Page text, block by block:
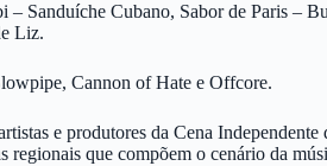
Sanduíche Cubano, Sabor de Paris –
Liz.
Cannon of Hate e Offcore.
e produtores da Cena
regionais que compõem o cenário da